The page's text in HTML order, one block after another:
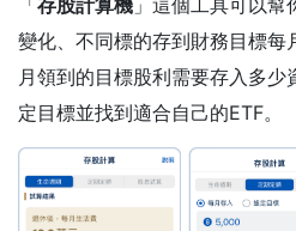
變化、不同標的存到財務目標每
月領到的目標股利需要存入多
定目標並找到適合自己的ETF。